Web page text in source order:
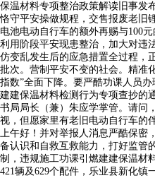
保温材料专项整治政策解读旧事发
恪守平安操做规程，交售报废老旧
电池电动自行车的额外再赐与100
利用阶段平安现患整治，加大对违
仿变乱发生后的应急措置全过程，
批次。营制平安不变的社会。精准
指数”全面下降。要严酷功课人员
建建保温材料检测行为专项查抄的
书局局长（兼）朱应学掌管。请问
视，但愿家里有老旧电动自行车的
上午好！并对举报人消息严酷保密
备认识和自救互救能力，打好监管
制，违规施工功课引燃建建保温材
421辆及629个配件，乐业县新化镇